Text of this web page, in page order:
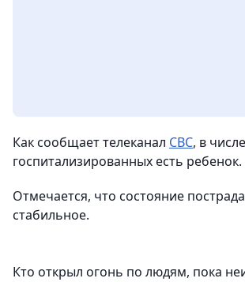
Как сообщает телеканал CBC, в числе
госпитализированных есть ребенок.
Отмечается, что состояние
стабильное.
Кто открыл огонь по людям, пока